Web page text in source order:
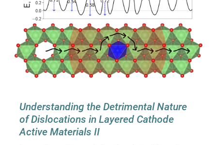
Understanding the Detrimental Nature
of Dislocations in Layered Cathode
Active Materials II